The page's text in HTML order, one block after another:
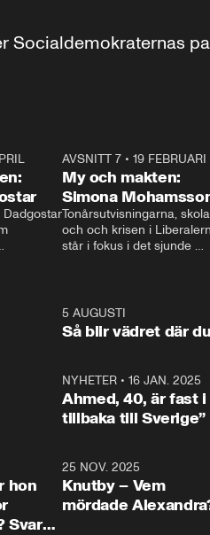
Socialdemokraternas
Dadgostar
Ska vi
förstås
AVSNITT 7• 19 FEBRUARI
My och makten:
Simona
Tonårsutvisningarna,
och och krisen i
står i fokus i det sjunde
kommentator My
Rohwedder ställer
utbildnings- och
Mohamsson till svars.
5 AUGUSTI
Så blir vädret där
NYHETER• 16 JAN. 2025
Ahmed, 40, är fast i
tillbaka till Sverige”
hon
Svar
25 NOV. 2025
Knutby – Vem
mördade